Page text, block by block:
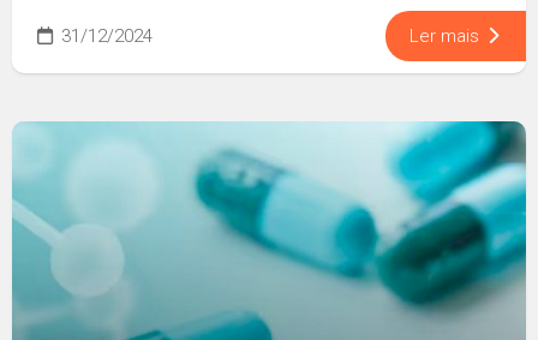
31/12/2024 Ler mais